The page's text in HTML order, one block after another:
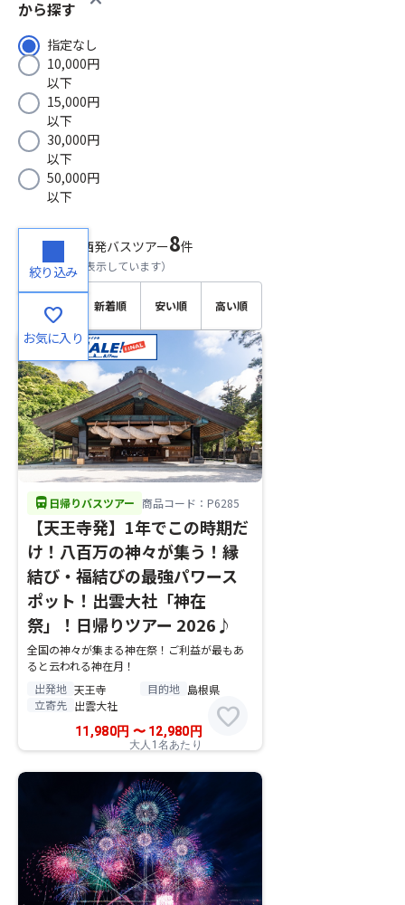
から探す
指定なし
10,000円
以下
15,000円
以下
30,000円
以下
50,000円
以下
絞り込み
favorite
お気に入り
検索結果 関西発バスツアー8件
1～8件目を表示しています）
おすす
め順
新着順 安い順 高い順
directions_bus 日帰りバスツアー 商品コード：P6285
【天王寺発】1年でこの時期だ
け！八百万の神々が集う！縁
結び・福結びの最強パワース
ポット！出雲大社「神在
祭」！日帰りツアー 2026♪
全国の神々が集まる神在祭！ご利益が最もあ
ると云われる神在月！
出発地 天王寺 目的地 島根県
立寄先 出雲大社
11,980円 〜12,980 円
大人1名あたり
favorite